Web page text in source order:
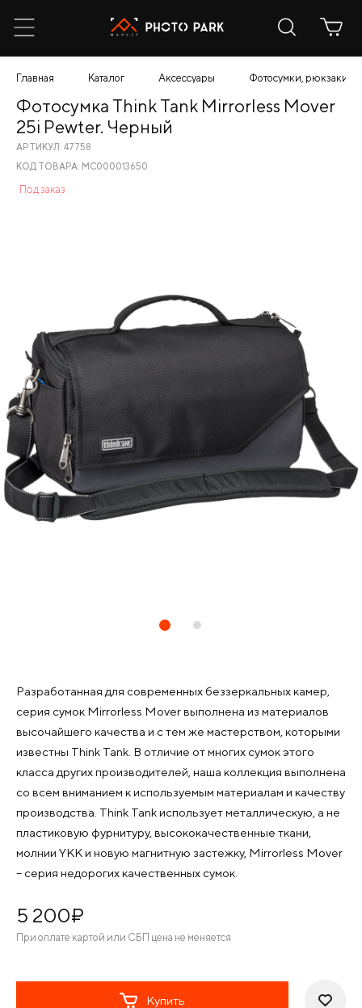
Главная Каталог Аксессуары Фотосумки, рюкзаки,
Разработанная для современных беззеркальных камер,
серия сумок Mirrorless Mover выполнена из материалов
высочайшего качества и с тем же мастерством, которыми
известны Think Tank. В отличие от многих сумок этого
класса других производителей, наша коллекция выполнена
со всем вниманием к используемым материалам и качеству
производства. Think Tank использует металлическую, а не
пластиковую фурнитуру, высококачественные ткани,
молнии YKK и новую магнитную застежку, Mirrorless Mover
– серия недорогих качественных сумок.
5 200¤
При оплате картой или СБП цена не меняется
Купить
Фотосумка Think Tank Mirrorless Mover
25i Pewter. Черный
АРТИКУЛ: 47758
КОД ТОВАРА: МС000013650
Под заказ